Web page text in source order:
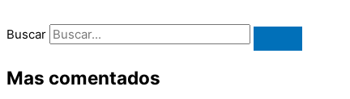
Buscar
Mas comentados